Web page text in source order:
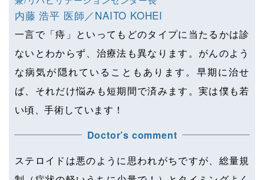
内藤 浩平 医師／NAITO KOHEI
一言で「痔」といってもどのタイプに当たるかは診
ないとわからず、治療法も異なります。がんのよう
な病気が隠れていることもあります。早期に治せ
ば、それだけ悩みも短期間で済みます。実は僕も若
い頃、手術しています！
Doctor’s comment
ステロイドは悪のように思われがちですが、総量規